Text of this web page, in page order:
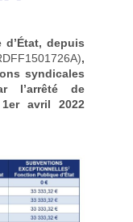
depuis
,
syndicales
l’arrêté de
avril 2022